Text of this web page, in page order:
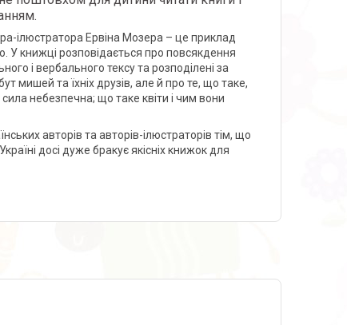
ілюстратора Ервіна Мозера – це приклад
У книжці розповідається про повсякдення
і вербального тексу та розподілені за
мишей та їхніх друзів, але й про те, що таке,
небезпечна; що таке квіти і чим вони
авторів та авторів-ілюстраторів тім, що
досі дуже бракує якісніх книжок для